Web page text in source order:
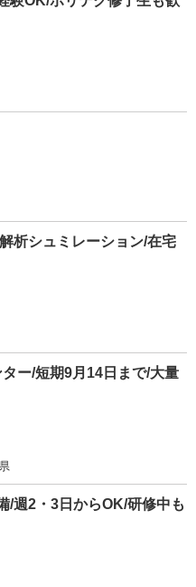
析シュミレーション/在宅
ー/短期9月14日まで/大量
/週2・3日からOK/研修中も